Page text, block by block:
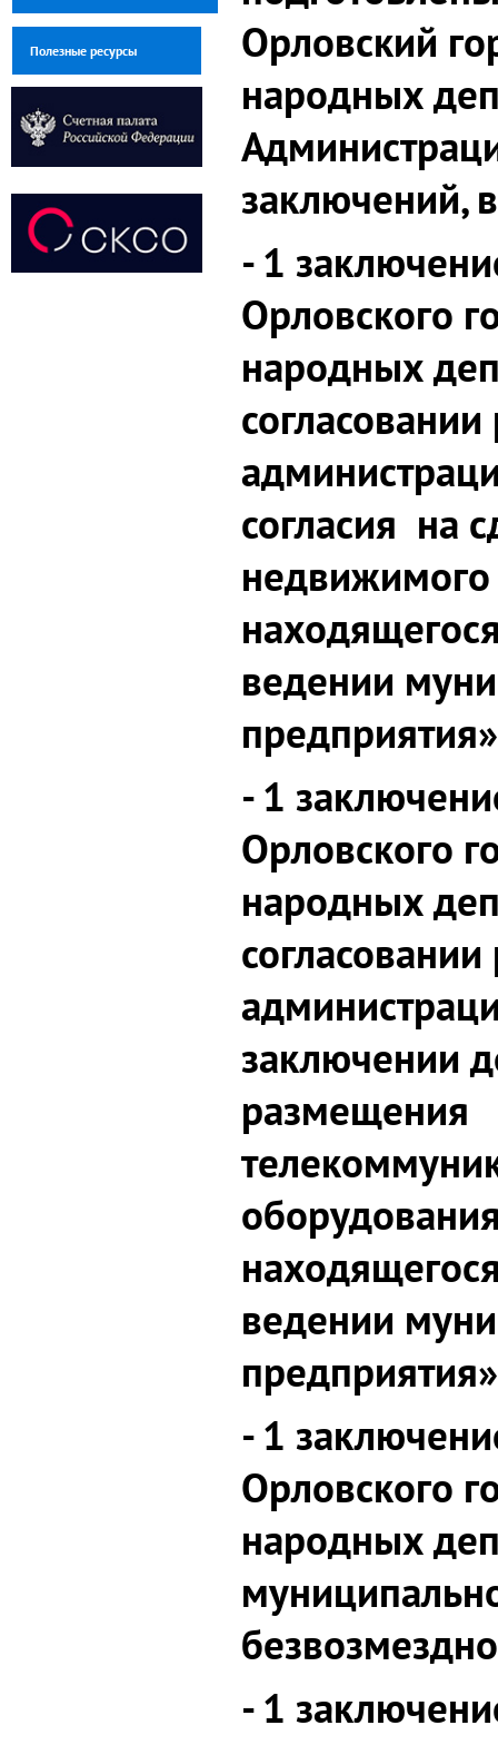
Полезные ресурсы
Орловский
народных
заключений,
- 1
Орловского
народных
согласия на
ведении
- 1
Орловского
народных
заключении
размещения
ведении
- 1
Орловского
народных
- 1